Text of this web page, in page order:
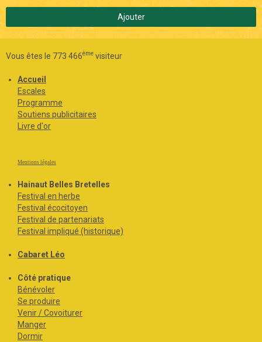
Ajouter
Vous êtes le 773 466ème visiteur
Accueil
Escales
Programme
Soutiens publicitaires
Livre d'or
Mentions légales
Hainaut Belles Bretelles
Festival en herbe
Festival écocitoyen
Festival de partenariats
Festival impliqué (historique)
Cabaret Léo
Côté pratique
Bénévoler
Se produire
Venir / Covoiturer
Manger
Dormir